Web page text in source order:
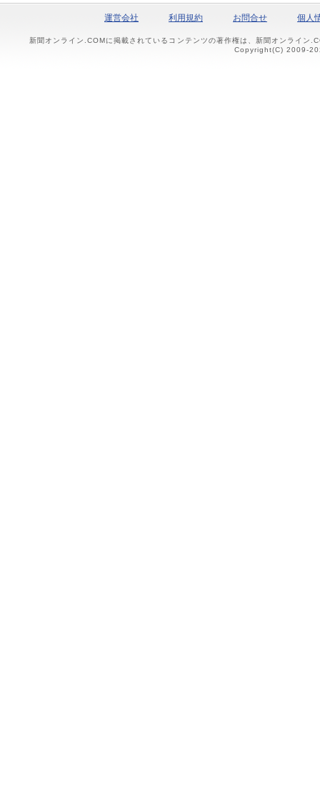
運営会社 利用規約 お問合せ 個人
新聞オンライン.COMに掲載されているコンテンツの著作権は、新聞オンライン
Copyright(C) 2009-